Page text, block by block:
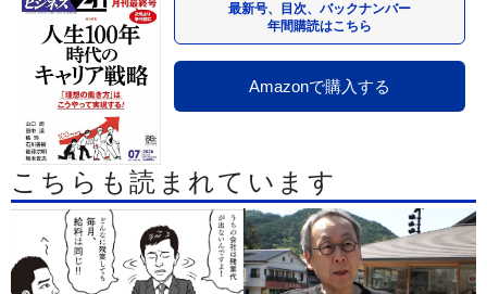
最新号、目次、バックナンバー
年間購読はこちら
Amazonで購入する
こちらも読まれています